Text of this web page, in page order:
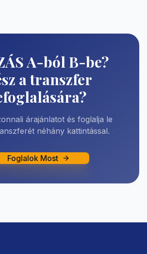
A-ból B-be?
a transzfer
árajánlatot és foglalja le
néhány kattintással.
Foglalok Most